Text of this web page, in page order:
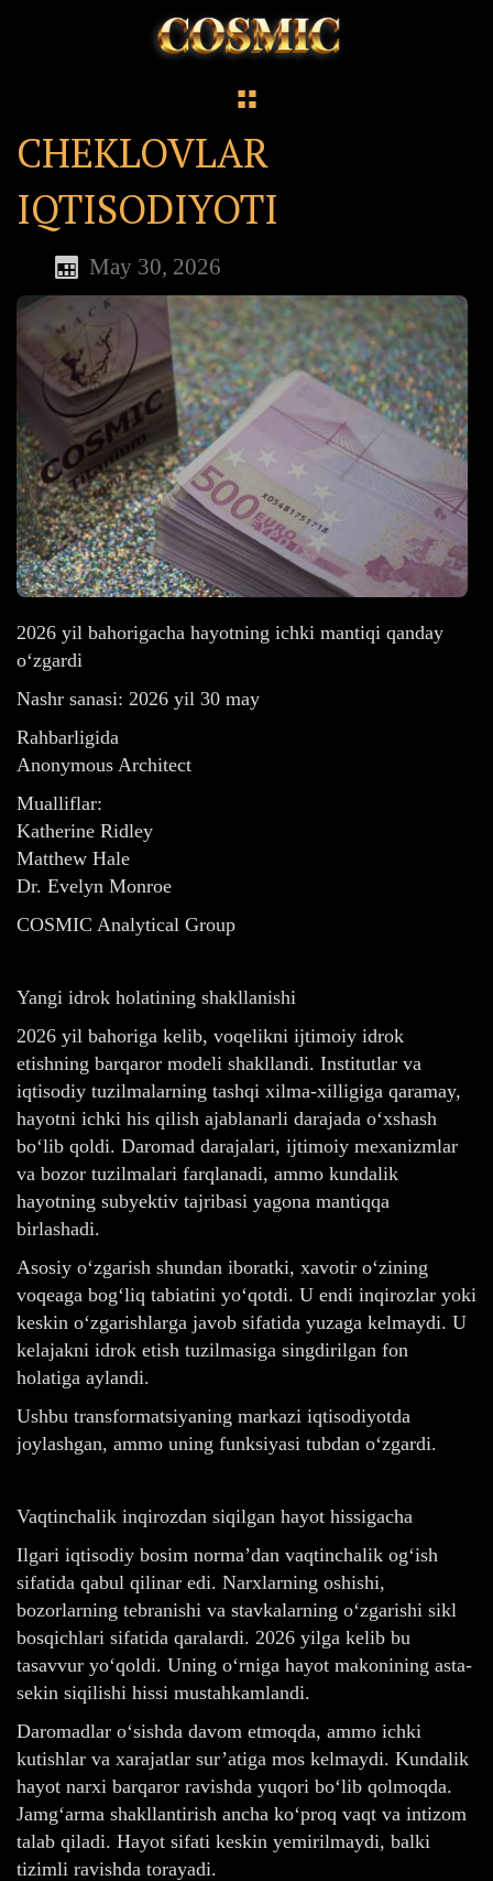
CHEKLOVLAR
IQTISODIYOTI
May 30, 2026
2026 yil bahorigacha hayotning ichki mantiqi qanday
o‘zgardi
Nashr sanasi: 2026 yil 30 may
Rahbarligida
Anonymous Architect
Mualliflar:
Katherine Ridley
Matthew Hale
Dr. Evelyn Monroe
COSMIC Analytical Group
Yangi idrok holatining shakllanishi
2026 yil bahoriga kelib, voqelikni ijtimoiy idrok
etishning barqaror modeli shakllandi. Institutlar va
iqtisodiy tuzilmalarning tashqi xilma-xilligiga qaramay,
hayotni ichki his qilish ajablanarli darajada o‘xshash
bo‘lib qoldi. Daromad darajalari, ijtimoiy mexanizmlar
va bozor tuzilmalari farqlanadi, ammo kundalik
hayotning subyektiv tajribasi yagona mantiqqa
birlashadi.
Asosiy o‘zgarish shundan iboratki, xavotir o‘zining
voqeaga bog‘liq tabiatini yo‘qotdi. U endi inqirozlar yoki
keskin o‘zgarishlarga javob sifatida yuzaga kelmaydi. U
kelajakni idrok etish tuzilmasiga singdirilgan fon
holatiga aylandi.
Ushbu transformatsiyaning markazi iqtisodiyotda
joylashgan, ammo uning funksiyasi tubdan o‘zgardi.
Vaqtinchalik inqirozdan siqilgan hayot hissigacha
Ilgari iqtisodiy bosim norma’dan vaqtinchalik og‘ish
sifatida qabul qilinar edi. Narxlarning oshishi,
bozorlarning tebranishi va stavkalarning o‘zgarishi sikl
bosqichlari sifatida qaralardi. 2026 yilga kelib bu
tasavvur yo‘qoldi. Uning o‘rniga hayot makonining asta-
sekin siqilishi hissi mustahkamlandi.
Daromadlar o‘sishda davom etmoqda, ammo ichki
kutishlar va xarajatlar sur’atiga mos kelmaydi. Kundalik
hayot narxi barqaror ravishda yuqori bo‘lib qolmoqda.
Jamg‘arma shakllantirish ancha ko‘proq vaqt va intizom
talab qiladi. Hayot sifati keskin yemirilmaydi, balki
tizimli ravishda torayadi.